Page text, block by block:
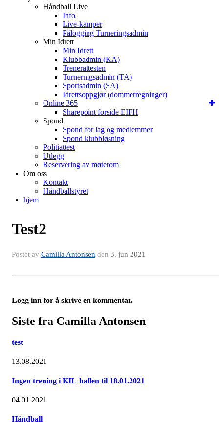
Håndball Live
Info
Live-kamper
Pålogging Turneringsadmin
Min Idrett
Min Idrett
Klubbadmin (KA)
Trenerattesten
Turnernigsadmin (TA)
Sportsadmin (SA)
Idrettsoppgjør (dommerregninger)
Online 365
Sharepoint forside EIFH
Spond
Spond for lag og medlemmer
Spond klubbløsning
Politiattest
Utlegg
Reservering av møterom
Om oss
Kontakt
Håndballstyret
hjem
Test2
Postet av Camilla Antonsen den 3. jun 2021
Logg inn for å skrive en kommentar.
Siste fra Camilla Antonsen
test
13.08.2021
Ingen trening i KIL-hallen til 18.01.2021
04.01.2021
Håndball